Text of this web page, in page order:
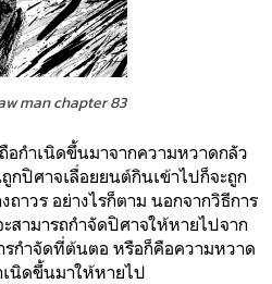
man chapter 83
อกำเนิดขึ้นมาจากความหวาดกลัว
ปิศาจเลื่อยยนต์กินเข้าไปก็จะถูก
าวร อย่างไรก็ตาม นอกจากวิธีการ
สามารถกำจัดปิศาจให้หายไปจาก
กำจัดที่ต้นตอ หรือก็คือความหวาด
นิดขึ้นมาให้หายไป